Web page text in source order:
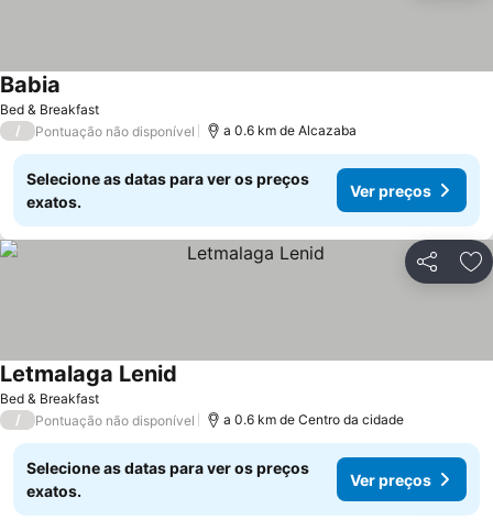
Bed & Breakfast
Babia
/ Pontuação não disponível a 0.6 km de Alcazaba
Selecione as datas para ver os preços
exatos.
Ver preços
Partilhar
Bed & Breakfast
Letmalaga Lenid
/ Pontuação não disponível a 0.6 km de Centro da cidade
Selecione as datas para ver os preços
exatos.
Ver preços